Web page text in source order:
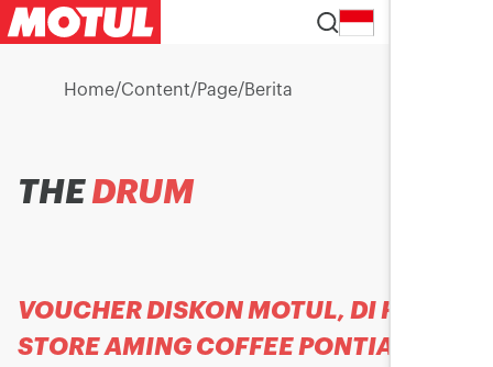
Home/Content/Page/Berita
THE DRUM
VOUCHER DISKON MOTUL, DI POP UP
STORE AMING COFFEE PONTIANAK